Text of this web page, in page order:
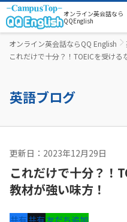
オンライン英会話なら
QQEnglish
オンライン英会話ならQQ English
これだけで十分？！TOEICを受ける
英語ブログ
更新日：2023年12月29日
これだけで十分？！
教材が強い味方！
共有共有友だち追加